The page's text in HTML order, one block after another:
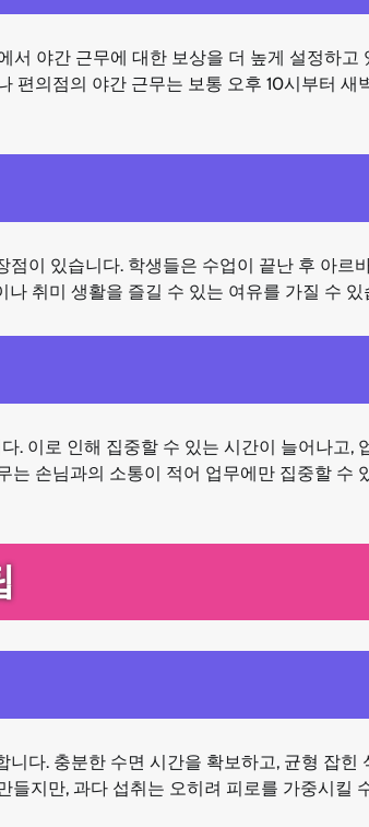
야간 근무에 대한 보상을 더 높게 설정하고
편의점의 야간 근무는 보통 오후 10시부터 새
이 있습니다. 학생들은 수업이 끝난 후 아르
취미 생활을 즐길 수 있는 여유를 가질 수 있
. 이로 인해 집중할 수 있는 시간이 늘어나고,
손님과의 소통이 적어 업무에만 집중할 수
다. 충분한 수면 시간을 확보하고, 균형 잡힌
지만, 과다 섭취는 오히려 피로를 가중시킬